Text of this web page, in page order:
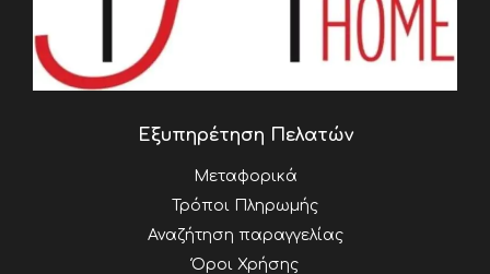
Εξυπηρέτηση Πελατών
Μεταφορικά
Τρόποι Πληρωμής
Αναζήτηση παραγγελίας
Όροι Χρήσης